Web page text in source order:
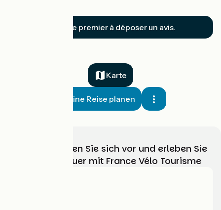
Soyez le premier à déposer un avis.
Karte
Meine Reise planen
Wählen, bereiten Sie sich vor und erleben Sie
Ihr Radabenteuer mit France Vélo Tourisme